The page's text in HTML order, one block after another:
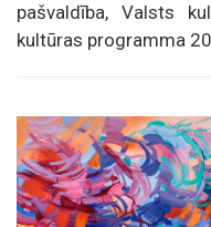
pašvaldība, Valsts
kultūras programma